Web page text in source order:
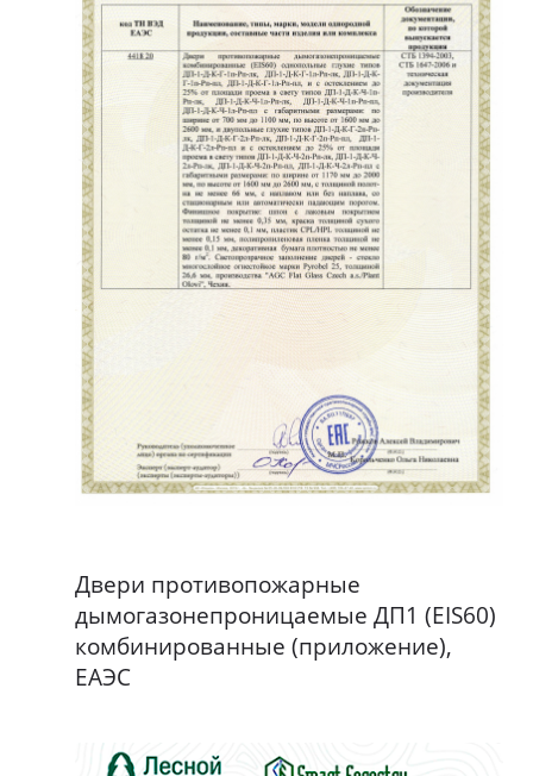
Двери противопожарные
дымогазонепроницаемые ДП1 (EIS60)
комбинированные (приложение),
ЕАЭС